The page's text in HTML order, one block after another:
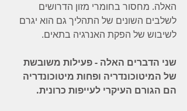
האלה. מחסור בחומרי מזון הדרושים
לשלבים השונים של התהליך גם הוא יגרם
לשיבוש של הפקת האנרגיה בתאים.
שני הדברים האלה - פעילות משובשת
של המיטוכונדריה ופחות מיטוכונדריה
הם הגורם העיקרי לעייפות כרונית.